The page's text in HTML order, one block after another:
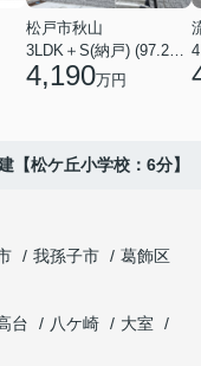
松戸市秋山
3LDK＋S(納戸) (97.29㎡)
4,190万円
【松ケ丘小学校：6分】
我孫子市
葛飾区
台 八ケ崎
大室